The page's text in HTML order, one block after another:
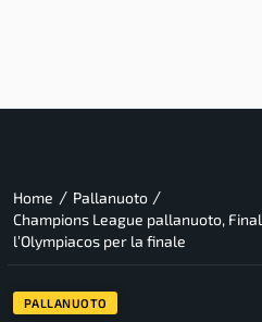
Home / Pallanuoto /
Champions League pallanuoto,
l’Olympiacos per la finale
PALLANUOTO